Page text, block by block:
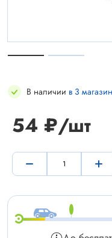
В наличии в 3
54 ₽/шт